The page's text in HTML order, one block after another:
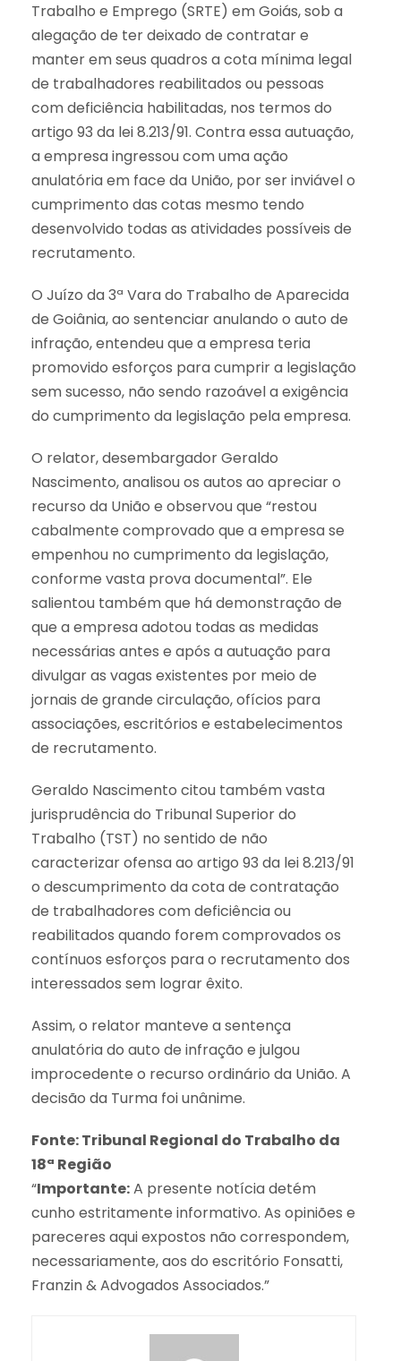
Trabalho e Emprego (SRTE) em Goiás, sob a
alegação de ter deixado de contratar e
manter em seus quadros a cota mínima legal
de trabalhadores reabilitados ou pessoas
com deficiência habilitadas, nos termos do
artigo 93 da lei 8.213/91. Contra essa autuação,
a empresa ingressou com uma ação
anulatória em face da União, por ser inviável o
cumprimento das cotas mesmo tendo
desenvolvido todas as atividades possíveis de
recrutamento.
O Juízo da 3ª Vara do Trabalho de Aparecida
de Goiânia, ao sentenciar anulando o auto de
infração, entendeu que a empresa teria
promovido esforços para cumprir a legislação
sem sucesso, não sendo razoável a exigência
do cumprimento da legislação pela empresa.
O relator, desembargador Geraldo
Nascimento, analisou os autos ao apreciar o
recurso da União e observou que “restou
cabalmente comprovado que a empresa se
empenhou no cumprimento da legislação,
conforme vasta prova documental”. Ele
salientou também que há demonstração de
que a empresa adotou todas as medidas
necessárias antes e após a autuação para
divulgar as vagas existentes por meio de
jornais de grande circulação, ofícios para
associações, escritórios e estabelecimentos
de recrutamento.
Geraldo Nascimento citou também vasta
jurisprudência do Tribunal Superior do
Trabalho (TST) no sentido de não
caracterizar ofensa ao artigo 93 da lei 8.213/91
o descumprimento da cota de contratação
de trabalhadores com deficiência ou
reabilitados quando forem comprovados os
contínuos esforços para o recrutamento dos
interessados sem lograr êxito.
Assim, o relator manteve a sentença
anulatória do auto de infração e julgou
improcedente o recurso ordinário da União. A
decisão da Turma foi unânime.
Fonte: Tribunal Regional do Trabalho da
18ª Região
“Importante:A presente notícia detém
cunho estritamente informativo. As opiniões e
pareceres aqui expostos não correspondem,
necessariamente, aos do escritório Fonsatti,
Franzin & Advogados Associados.”